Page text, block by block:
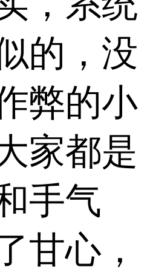
的，没
弊的小
家都是
手气
甘心，